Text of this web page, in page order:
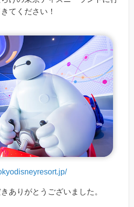
てください！
ありがとうございました。